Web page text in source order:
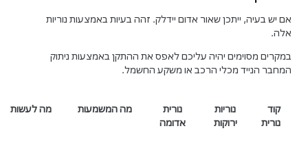
יש בעיה, ייתכן שאור אדום יידלק. זהה בעיות באמצעות נוריות
מסוימים יהיה עליכם לאפס את ההתקן באמצעות ניתוק
הנייד מכלי הרכב או משקע החשמל.
נוריות
ירוקות
אדומה
מה המשמעות מה לעשות